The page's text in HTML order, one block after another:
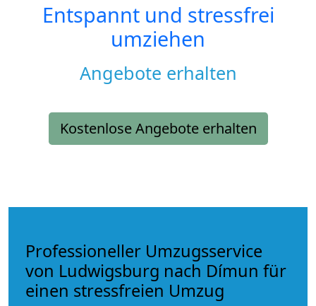
Entspannt und stressfrei
umziehen
Angebote erhalten
Kostenlose Angebote erhalten
Professioneller Umzugsservice
von Ludwigsburg nach Dímun für
einen stressfreien Umzug